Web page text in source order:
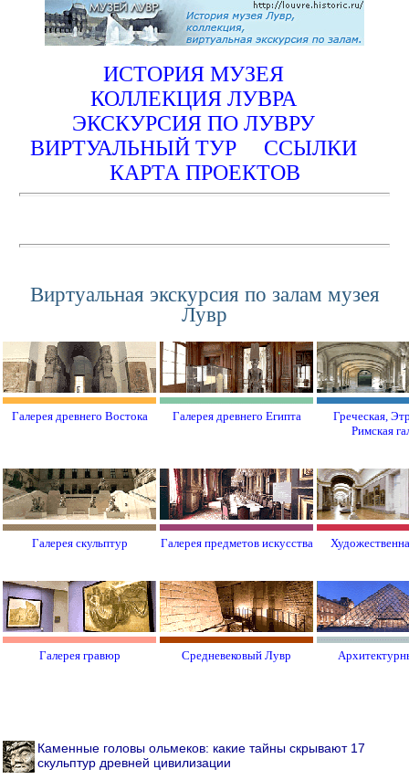
ИСТОРИЯ МУЗЕЯ
КОЛЛЕКЦИЯ ЛУВРА
ЭКСКУРСИЯ ПО ЛУВРУ
ВИРТУАЛЬНЫЙ ТУР
ССЫЛКИ
КАРТА ПРОЕКТОВ
Виртуальная экскурсия по залам музея
Лувр
Галерея древнего Востока Галерея древнего Египта
Греческая,
Римская
Галерея скульптур Галерея предметов искусства
Галерея гравюр Средневековый Лувр
Каменные головы ольмеков: какие тайны скрывают 17
скульптур древней цивилизации